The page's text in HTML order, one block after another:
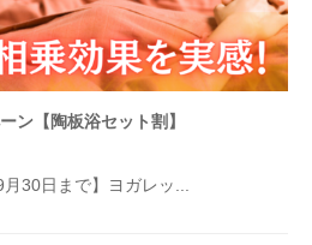
ン【陶板浴セット割】
30日まで】ヨガレッ...